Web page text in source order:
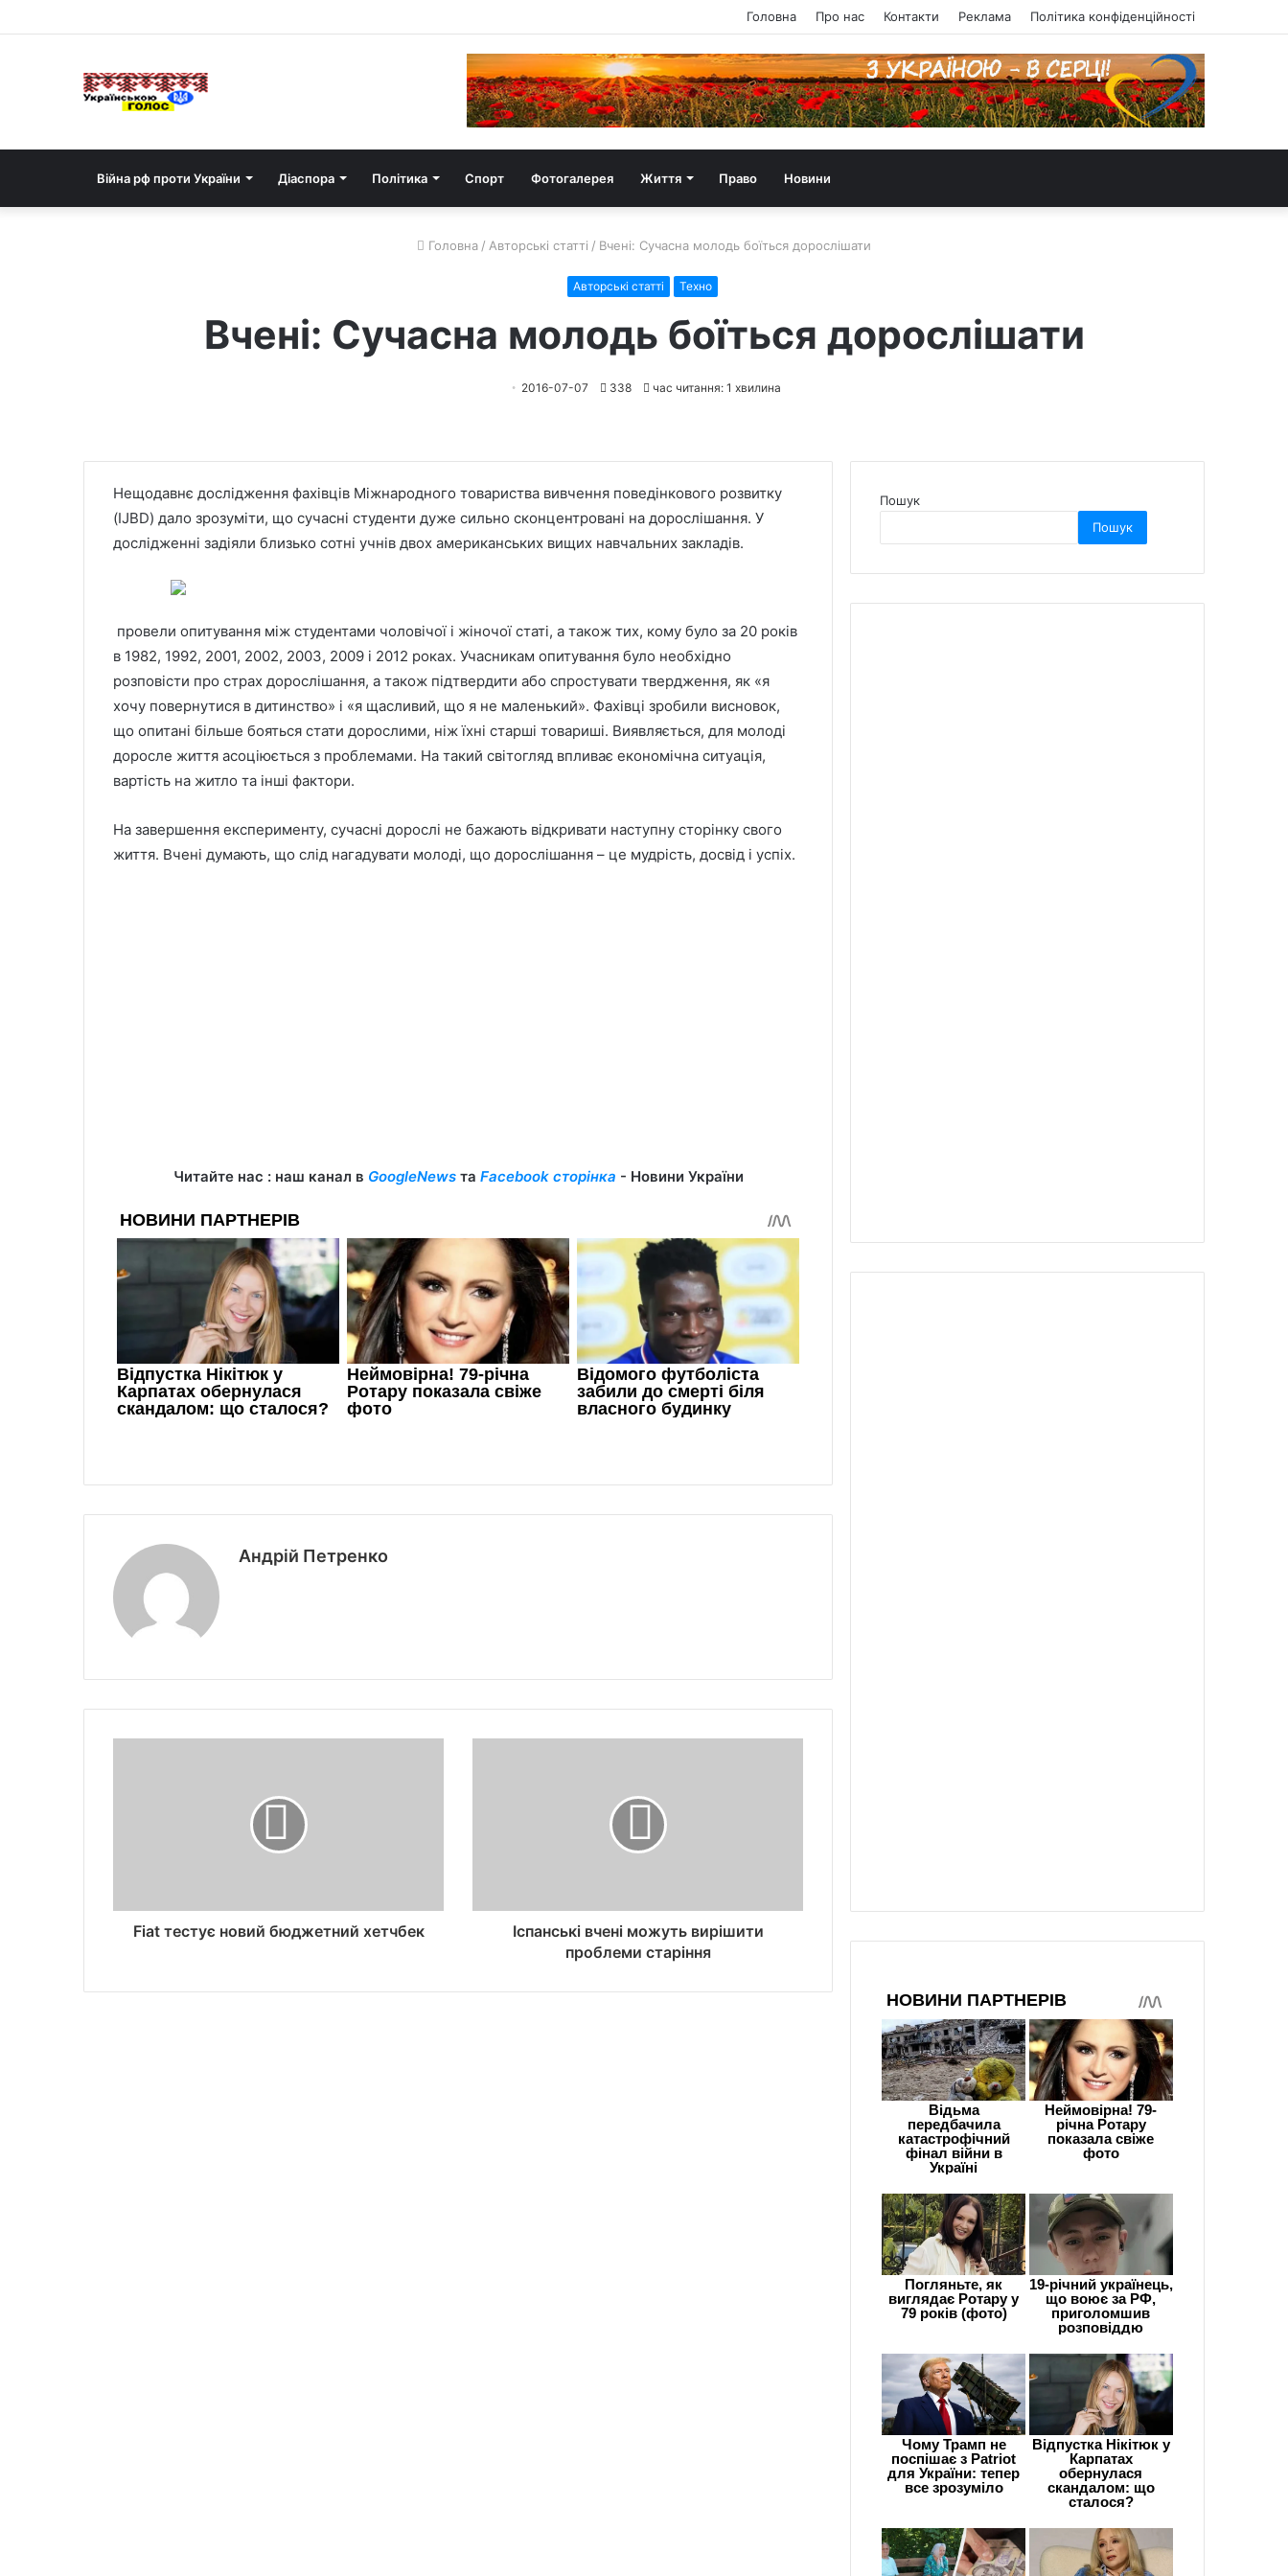
Головна Про нас Контакти Реклама Політика конфіденційності
Війна рф проти України Діаспора Політика Спорт Фотогалерея Життя Право Новини
Головна / Авторські статті / Вчені: Сучасна молодь боїться дорослішати
Авторські статті Техно
Вчені: Сучасна молодь боїться дорослішати
2016-07-07 338 час читання: 1 хвилина
Нещодавнє дослідження фахівців Міжнародного товариства вивчення поведінкового розвитку
(IJBD) дало зрозуміти, що сучасні студенти дуже сильно сконцентровані на дорослішання. У
дослідженні задіяли близько сотні учнів двох американських вищих навчальних закладів.
провели опитування між студентами чоловічої і жіночої статі, а також тих, кому було за 20 років
в 1982, 1992, 2001, 2002, 2003, 2009 і 2012 роках. Учасникам опитування було необхідно
розповісти про страх дорослішання, а також підтвердити або спростувати твердження, як «я
хочу повернутися в дитинство» і «я щасливий, що я не маленький». Фахівці зробили висновок,
що опитані більше бояться стати дорослими, ніж їхні старші товариші. Виявляється, для молоді
доросле життя асоціюється з проблемами. На такий світогляд впливає економічна ситуація,
вартість на житло та інші фактори.
На завершення експерименту, сучасні дорослі не бажають відкривати наступну сторінку свого
життя. Вчені думають, що слід нагадувати молоді, що дорослішання – це мудрість, досвід і успіх.
Читайте нас : наш канал в GoogleNewsта Facebook сторінка - Новини України
Андрій Петренко
Fiat тестує новий бюджетний хетчбек
Іспанські вчені можуть вирішити
проблеми старіння
Пошук
Пошук